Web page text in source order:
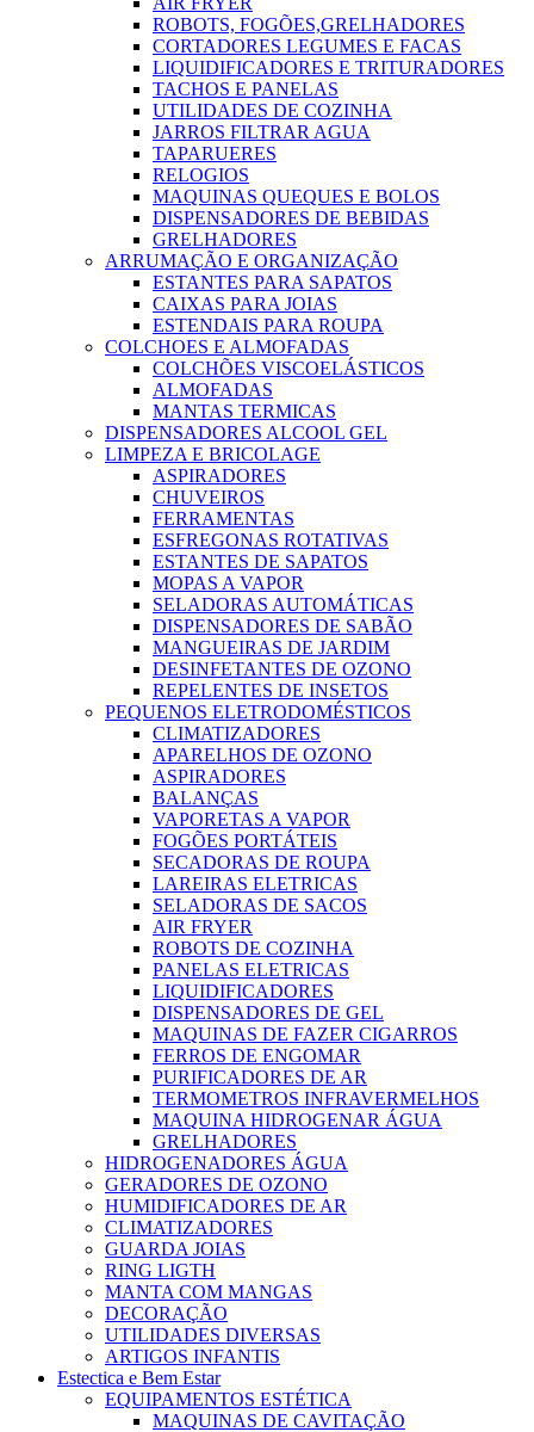
ROBOTS, FOGÕES,GRELHADORES
CORTADORES LEGUMES E FACAS
LIQUIDIFICADORES E TRITURADORES
TACHOS E PANELAS
UTILIDADES DE COZINHA
JARROS FILTRAR AGUA
TAPARUERES
RELOGIOS
MAQUINAS QUEQUES E BOLOS
DISPENSADORES DE BEBIDAS
GRELHADORES
ARRUMAÇÃO E ORGANIZAÇÃO
ESTANTES PARA SAPATOS
CAIXAS PARA JOIAS
ESTENDAIS PARA ROUPA
COLCHOES E ALMOFADAS
COLCHÕES VISCOELÁSTICOS
ALMOFADAS
MANTAS TERMICAS
DISPENSADORES ALCOOL GEL
LIMPEZA E BRICOLAGE
ASPIRADORES
CHUVEIROS
FERRAMENTAS
ESFREGONAS ROTATIVAS
ESTANTES DE SAPATOS
MOPAS A VAPOR
SELADORAS AUTOMÁTICAS
DISPENSADORES DE SABÃO
MANGUEIRAS DE JARDIM
DESINFETANTES DE OZONO
REPELENTES DE INSETOS
PEQUENOS ELETRODOMÉSTICOS
CLIMATIZADORES
APARELHOS DE OZONO
ASPIRADORES
BALANÇAS
VAPORETAS A VAPOR
FOGÕES PORTÁTEIS
SECADORAS DE ROUPA
LAREIRAS ELETRICAS
SELADORAS DE SACOS
AIR FRYER
ROBOTS DE COZINHA
PANELAS ELETRICAS
LIQUIDIFICADORES
DISPENSADORES DE GEL
MAQUINAS DE FAZER CIGARROS
FERROS DE ENGOMAR
PURIFICADORES DE AR
TERMOMETROS INFRAVERMELHOS
MAQUINA HIDROGENAR ÁGUA
GRELHADORES
HIDROGENADORES ÁGUA
GERADORES DE OZONO
HUMIDIFICADORES DE AR
CLIMATIZADORES
GUARDA JOIAS
RING LIGTH
MANTA COM MANGAS
DECORAÇÃO
UTILIDADES DIVERSAS
ARTIGOS INFANTIS
Estectica e Bem Estar
EQUIPAMENTOS ESTÉTICA
MAQUINAS DE CAVITAÇÃO